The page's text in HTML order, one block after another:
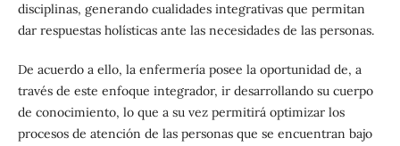
disciplinas, generando cualidades integrativas que permitan
dar respuestas holísticas ante las necesidades de las personas.
De acuerdo a ello, la enfermería posee la oportunidad de, a
través de este enfoque integrador, ir desarrollando su cuerpo
de conocimiento, lo que a su vez permitirá optimizar los
procesos de atención de las personas que se encuentran bajo